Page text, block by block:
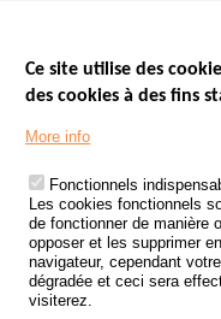
Menu
Footer
LES SITES PUBLICS
ÉTAT DE L’INSÉCURITÉ
TRAITEMENT DES
LA ROUTE
ETUDES ET RECHERCHES
APPEL À PROJETS
Ce site utilise des
des cookies à des fins
More info
Fonctionnels
Les cookies fonctionnels
de fonctionner de manière
opposer et les supprimer
navigateur, cependant
dégradée et ceci sera
visiterez.